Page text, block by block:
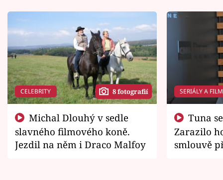
CELEBRITY 8 fotografií
slavného filmového koně.
Jezdil na něm i Draco Malfoy
SERIÁLY A
Zarazilo
smlouvě